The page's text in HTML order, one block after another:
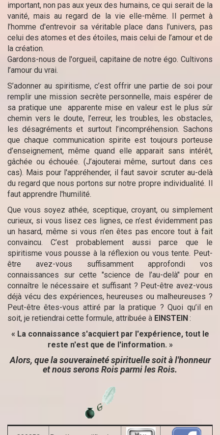
important, non pas aux yeux des humains, ce qui serait de la
vanité, mais au regard de la vie elle-même. Il permet à
l’homme d'entrevoir sa véritable place dans l’univers, pas
celui des atomes et des étoiles, mais celui de l’amour et de
la création.
Gardons-nous de l'orgueil, capitaine de notre égo. Cultivons
l’amour du vrai.
S’adonner au spiritisme, c’est offrir une partie de soi pour
remplir une mission secrète personnelle, mais espérer de
sa pratique une apparente mise en valeur est le plus sûr
chemin vers le doute, l’erreur, les troubles, les obstacles,
les désagréments et surtout l’incompréhension. Sachons
que chaque communication spirite est toujours porteuse
d’enseignement, même quand elle apparait sans intérêt,
gâchée ou échouée. (J’ajouterai même, surtout dans ces
cas). Mais pour l'appréhender, il faut savoir scruter au-delà
du regard que nous portons sur notre propre individualité. Il
faut apprendre l'humilité.
Que vous soyez athée, sceptique, croyant, ou simplement
curieux, si vous lisez ces lignes, ce n’est évidemment pas
un hasard, même si vous n’en êtes pas encore tout à fait
convaincu. C’est probablement aussi parce que le
spiritisme vous pousse à la réflexion ou vous tente. Peut-
être avez-vous suffisamment approfondi vos
connaissances sur cette "science de l’au-delà" pour en
connaître le nécessaire et suffisant ? Peut-être avez-vous
déjà vécu des expériences, heureuses ou malheureuses ?
Peut-être êtes-vous attiré par la pratique ? Quoi qu’il en
soit, je retiendrai cette formule, attribuée à EINSTEIN:
« La connaissance s'acquiert par l'expérience, tout le
reste n'est que de l'information. »
Alors, que la souveraineté spirituelle soit à l'honneur
et nous serons Rois parmi les Rois.